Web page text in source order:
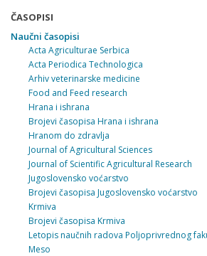
ČASOPISI
Naučni časopisi
Acta Agriculturae Serbica
Acta Periodica Technologica
Arhiv veterinarske medicine
Food and Feed research
Hrana i ishrana
Brojevi časopisa Hrana i ishrana
Hranom do zdravlja
Journal of Agricultural Sciences
Journal of Scientific Agricultural Research
Jugoslovensko voćarstvo
Brojevi časopisa Jugoslovensko voćarstvo
Krmiva
Brojevi časopisa Krmiva
Letopis naučnih radova Poljoprivrednog
Meso